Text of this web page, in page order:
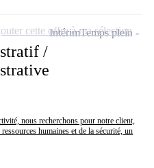
/
nous recherchons pour notre client,
humaines et de la sécurité, un
IntérimTemps plein
cette offre à ma sélection